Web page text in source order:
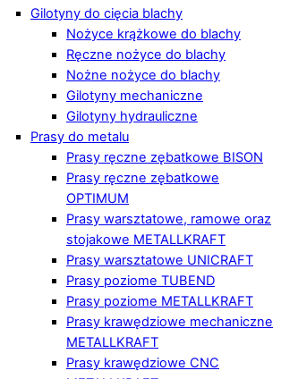
Gilotyny do cięcia blachy
Nożyce krążkowe do blachy
Ręczne nożyce do blachy
Nożne nożyce do blachy
Gilotyny mechaniczne
Gilotyny hydrauliczne
Prasy do metalu
Prasy ręczne zębatkowe BISON
Prasy ręczne zębatkowe
OPTIMUM
Prasy warsztatowe, ramowe oraz
stojakowe METALLKRAFT
Prasy warsztatowe UNICRAFT
Prasy poziome TUBEND
Prasy poziome METALLKRAFT
Prasy krawędziowe mechaniczne
METALLKRAFT
Prasy krawędziowe CNC